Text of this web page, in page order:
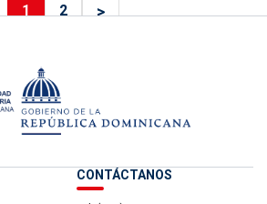
1 2 >
CONTÁCTANOS